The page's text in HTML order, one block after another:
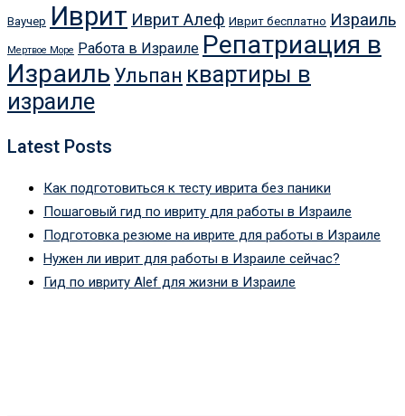
Ваучер Иврит Иврит Алеф Иврит бесплатно Израиль
Мертвое Море Работа в Израиле Репатриация в
Израиль Ульпан квартиры в
израиле
Latest Posts
Как подготовиться к тесту иврита без паники
Пошаговый гид по ивриту для работы в Израиле
Подготовка резюме на иврите для работы в Израиле
Нужен ли иврит для работы в Израиле сейчас?
Гид по ивриту Alef для жизни в Израиле